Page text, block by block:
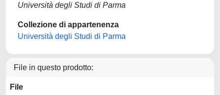
Università degli Studi di Parma
Collezione di appartenenza
Università degli Studi di Parma
File in questo prodotto:
File